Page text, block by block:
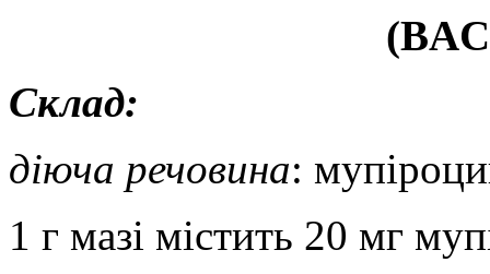
(
Склад:
діюча речовина:
1 г мазі містить 20 мг